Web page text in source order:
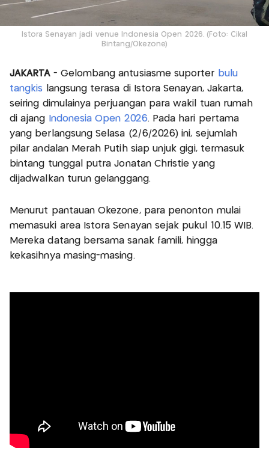
Istora Senayan jadi venue Indonesia Open 2026. (Foto: Cikal
Bintang/Okezone)
JAKARTA - Gelombang antusiasme suporter bulu
tangkis langsung terasa di Istora Senayan, Jakarta,
seiring dimulainya perjuangan para wakil tuan rumah
di ajang
Indonesia Open 2026. Pada hari pertama
yang berlangsung Selasa (2/6/2026) ini, sejumlah
pilar andalan Merah Putih siap unjuk gigi, termasuk
bintang tunggal putra Jonatan Christie yang
dijadwalkan turun gelanggang.
Menurut pantauan Okezone, para penonton mulai
memasuki area Istora Senayan sejak pukul 10.15 WIB.
Mereka datang bersama sanak famili, hingga
kekasihnya masing-masing.